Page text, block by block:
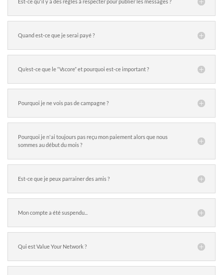
Quand est-ce que je serai payé ?
Qu’est-ce que le “Vscore” et pourquoi est-ce important ?
Pourquoi je ne vois pas de campagne ?
Pourquoi je n'ai toujours pas reçu mon paiement alors que nous
sommes au début du mois ?
Est-ce que je peux parrainer des amis ?
Mon compte a été suspendu...
Qui est Value Your Network ?